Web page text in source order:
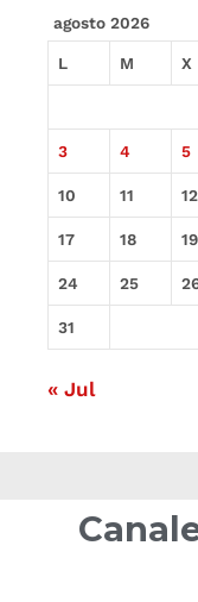
agosto 2026
L M X
3 4 5
10 11 12
17 18 19
24 25
31
« Jul